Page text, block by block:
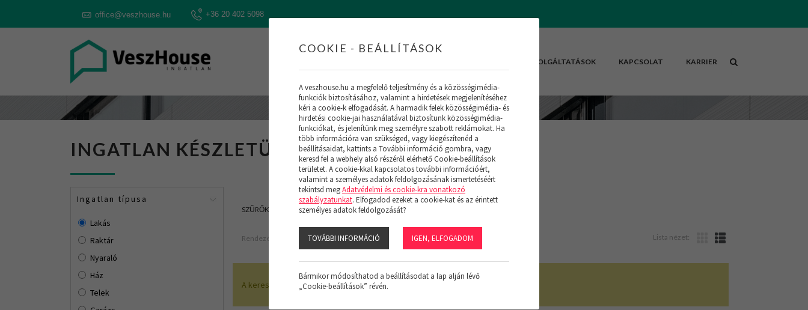
office@veszhouse.hu +36 20 402 5098
SZOLGÁLTATÁSOK KAPCSOLAT KARRIER
ÚJ MENÜ
INGATLAN KÉSZLETÜNK (19)
Ingatlan típusa
Lakás
Raktár
Nyaraló
Ház
Telek
SZŰRŐK: LAKÁS NAPELEMES
Rendezés: Népszerű Megjelenítve: 1-24 Összesen: 0 db ingatlan Lista nézet:
A keresés nem hozott eredményt!
COOKIE - BEÁLLÍTÁSOK
A veszhouse.hu a megfelelő teljesítmény és a közösségimédia-
funkciók biztosításához, valamint a hirdetések megjelenítéséhez
kéri a cookie-k elfogadását. A harmadik felek közösségimédia- és
hirdetési cookie-jai használatával biztosítunk közösségimédia-
funkciókat, és jelenítünk meg személyre szabott reklámokat. Ha
több információra van szükséged, vagy kiegészítenéd a
beállításaidat, kattints a További információ gombra, vagy
keresd fel a webhely alsó részéről elérhető Cookie-beállítások
területet. A cookie-kkal kapcsolatos további információért,
valamint a személyes adatok feldolgozásának ismertetéséért
tekintsd megAdatvédelmi és cookie-kra vonatkozó
szabályzatunkat. Elfogadod ezeket a cookie-kat és az érintett
személyes adatok feldolgozását?
TOVÁBBI INFORMÁCIÓ IGEN, ELFOGADOM
Bármikor módosíthatod a beállításodat a lap alján lévő
„Cookie-beállítások” révén.